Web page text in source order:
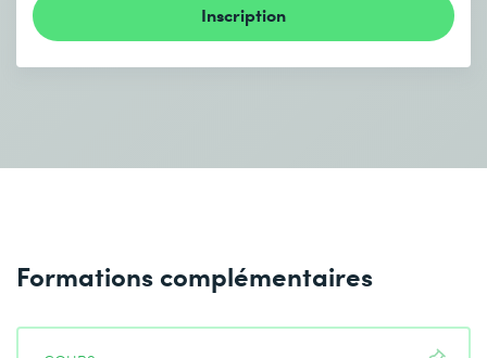
Inscription
Formations complémentaires